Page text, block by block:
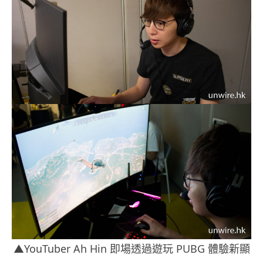
▲YouTuber Ah Hin 即場透過遊玩 PUBG 體驗新顯